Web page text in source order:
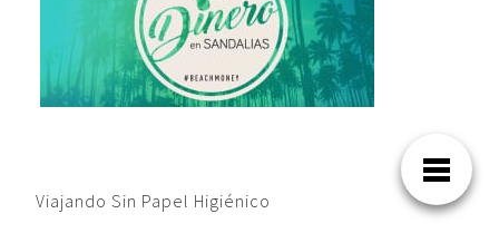
Viajando Sin Papel Higiénico